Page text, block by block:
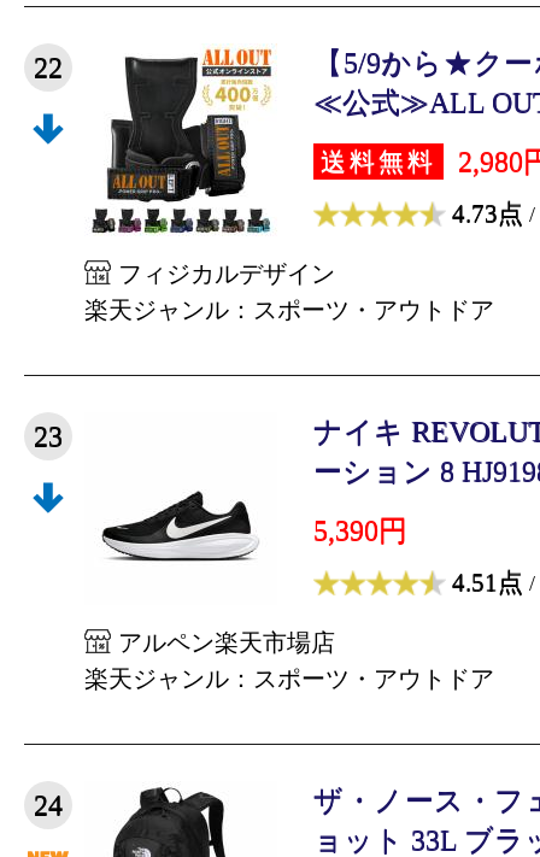
22
【5/9から★ク
≪公式≫ALL
送料無料 2,980
4.73点 /
フィジカルデザイン
楽天ジャンル：スポーツ・アウトドア
23
ナイキ
ーション 8
5,390円
4.51点 /
アルペン楽天市場店
楽天ジャンル：スポーツ・アウトドア
24
ザ・ノース・フ
ョット 33L ブラ